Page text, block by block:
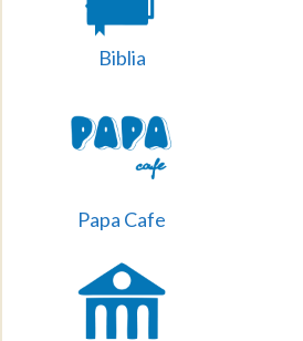
Biblia
Papa Cafe